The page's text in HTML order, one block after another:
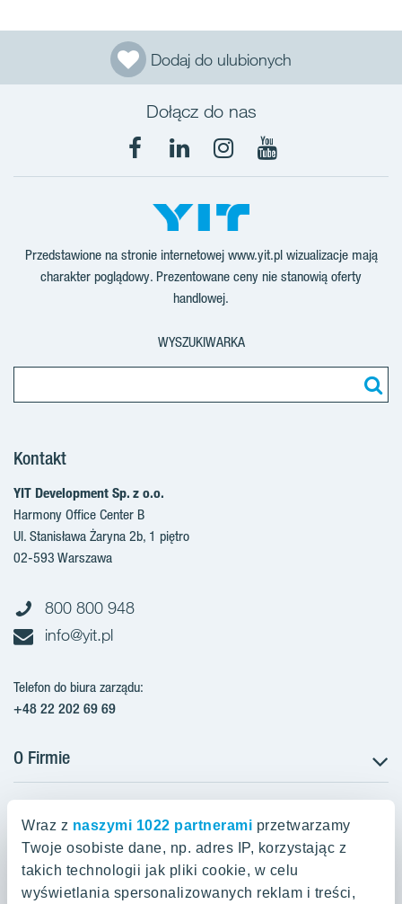
Wraz z naszymi 1022 partnerami przetwarzamy
Twoje osobiste dane, np. adres IP, korzystając z
takich technologii jak pliki cookie, w celu
wyświetlania spersonalizowanych reklam i treści,
Dodaj do ulubionych
Dołącz do nas
Facebook
LinkedInInstagram
YouTube
Przedstawione na stronie internetowej www.yit.pl wizualizacje mają
charakter poglądowy. Prezentowane ceny nie stanowią oferty
handlowej.
WYSZUKIWARKA
Kontakt
YIT Development Sp. z o.o.
Harmony Office Center B
Ul. Stanisława Żaryna 2b, 1 piętro
02-593 Warszawa
800 800 948
info@yit.pl
Telefon do biura zarządu:
+48 22 202 69 69
O Firmie
Projekty w przygotowaniu
Projekty zrealizowane
Aktualności
Zakup gruntów
Projekty w Polsce
Aroma Park Lofty Warszawa
Talarowa Park Warszawa
Oferty mieszkaniowe Warszawa